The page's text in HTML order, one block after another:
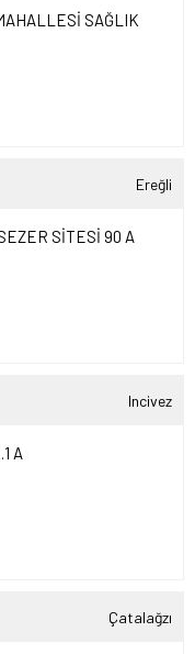
SAĞLIK
Ereğli
SİTESİ 90 A
Incivez
A
Çatalağzı